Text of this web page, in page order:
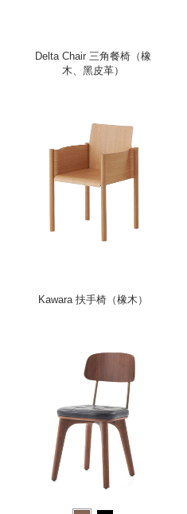
Delta Chair 三角餐椅（橡
木、黑皮革）
Kawara 扶手椅（橡木）